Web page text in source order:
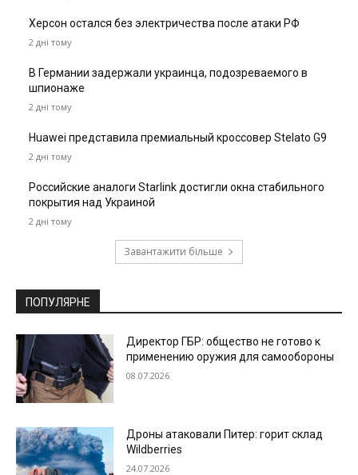
Херсон остался без электричества после атаки РФ
2 дні тому
В Германии задержали украинца, подозреваемого в
шпионаже
2 дні тому
Huawei представила премиальный кроссовер Stelato G9
2 дні тому
Российские аналоги Starlink достигли окна стабильного
покрытия над Украиной
2 дні тому
Завантажити більше
ПОПУЛЯРНЕ
Директор ГБР: общество не готово к
применению оружия для самообороны
08.07.2026
Дроны атаковали Питер: горит склад
Wildberries
24.07.2026